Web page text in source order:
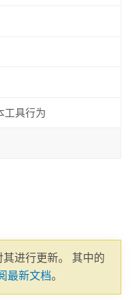
工具行为
其进行更新。 其中的
最新文档。